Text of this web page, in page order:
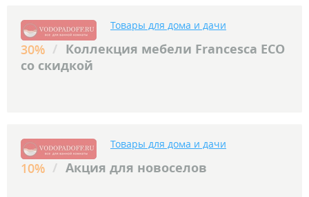
Товары для дома и дачи
30% / Коллекция мебели Francesca ECO
со скидкой
Товары для дома и дачи
10% / Акция для новоселов